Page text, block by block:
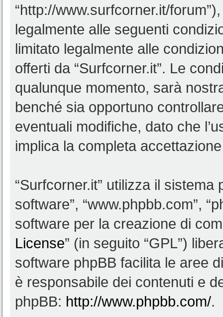
“http://www.surfcorner.it/
legalmente alle seguenti
limitato legalmente alle
offerti da “Surfcorner.it”. Le
qualunque momento, sarà
benché sia opportuno
eventuali modifiche, dato che
implica la completa
“Surfcorner.it” utilizza il sistema
software”, “www.phpbb.com”,
software per la creazione di
License” (in seguito “GPL”)
software phpBB facilita le aree
è responsabile dei contenuti e
phpBB: http://www.phpbb.com/.